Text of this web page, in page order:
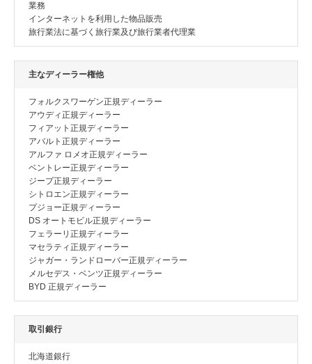
業務
インターネットを利用した物品販売
旅行業法に基づく旅行業及び旅行業者代理業
主なディーラー権他
フォルクスワーゲン正規ディーラー
アウディ正規ディーラー
フィアット正規ディーラー
アバルト正規ディーラー
アルファ ロメオ正規ディーラー
ベントレー正規ディーラー
ジープ正規ディーラー
シトロエン正規ディーラー
プジョー正規ディーラー
DS オートモビル正規ディーラー
フェラーリ正規ディーラー
マセラティ正規ディーラー
ジャガー・ランドローバー正規ディーラー
メルセデス・ベンツ正規ディーラー
BYD 正規ディーラー
取引銀行
北海道銀行